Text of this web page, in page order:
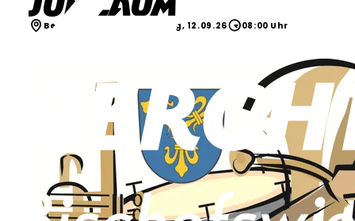
Berchtesgaden Samstag, 12.09.26 08:00 Uhr